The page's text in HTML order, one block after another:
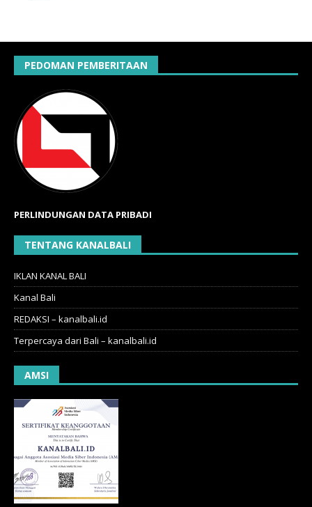
PEDOMAN PEMBERITAAN
PERLINDUNGAN DATA PRIBADI
TENTANG KANALBALI
IKLAN KANAL BALI
Kanal Bali
REDAKSI – kanalbali.id
Terpercaya dari Bali – kanalbali.id
AMSI